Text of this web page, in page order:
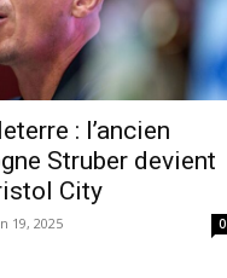
: l’ancien
Struber devient
City
19, 2025 0